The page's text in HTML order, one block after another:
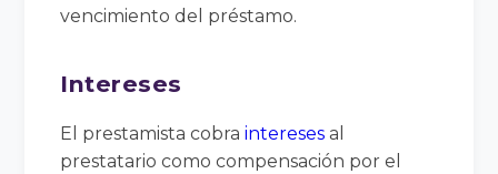
vencimiento del préstamo.
Intereses
El prestamista cobraintereses al
prestatario como compensación por el